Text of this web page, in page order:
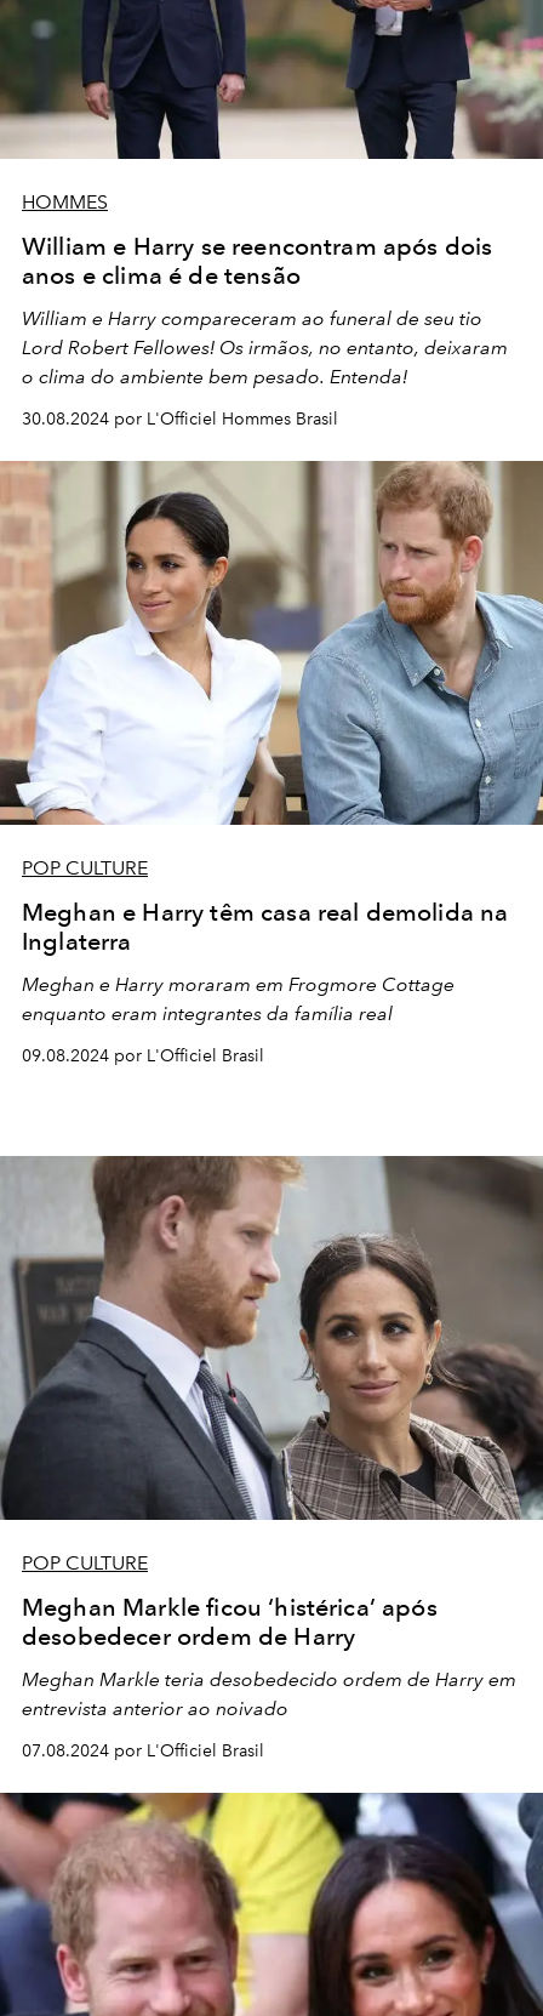
HOMMES
William e Harry se reencontram após dois
anos e clima é de tensão
William e Harry compareceram ao funeral de seu tio
Lord Robert Fellowes! Os irmãos, no entanto, deixaram
o clima do ambiente bem pesado. Entenda!
30.08.2024 por L'Officiel Hommes Brasil
POP CULTURE
Meghan e Harry têm casa real demolida na
Inglaterra
Meghan e Harry moraram em Frogmore Cottage
enquanto eram integrantes da família real
09.08.2024 por L'Officiel Brasil
POP CULTURE
Meghan Markle ficou ‘histérica’ após
desobedecer ordem de Harry
Meghan Markle teria desobedecido ordem de Harry em
entrevista anterior ao noivado
07.08.2024 por L'Officiel Brasil